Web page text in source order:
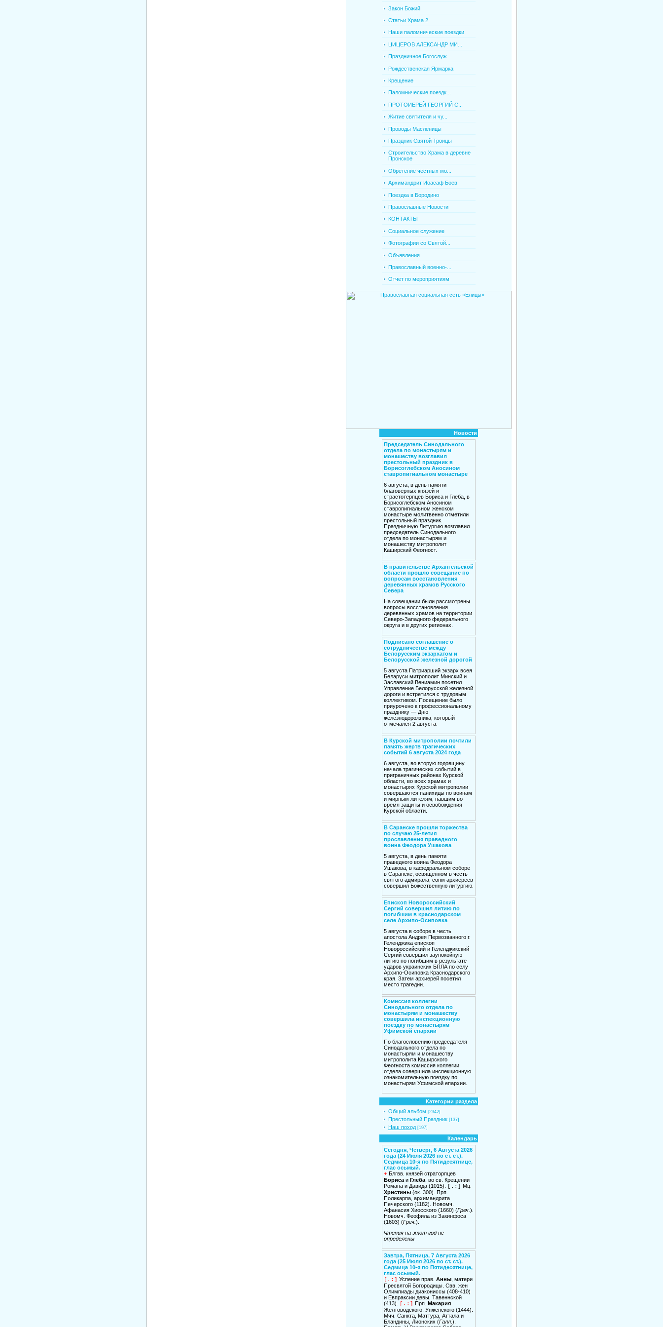
Закон Божий
Статьи Храма 2
Наши паломнические поездки
ЦИЦЕРОВ АЛЕКСАНДР МИ...
Праздничное Богослуж...
Рождественская Ярмарка
Крещение
Паломнические поездк...
ПРОТОИЕРЕЙ ГЕОРГИЙ С...
Житие святителя и чу...
Проводы Масленицы
Праздник Святой Троицы
Строительство Храма в деревне
Пронское
Обретение честных мо...
Архимандрит Иоасаф Боев
Поездка в Бородино
Православные Новости
КОНТАКТЫ
Социальное служение
Фотографии со Святой...
Объявления
Православный военно-...
Отчет по мероприятиям
Новости
Председатель Синодального
отдела по монастырям и
монашеству возглавил
престольный праздник в
Борисоглебском Аносином
ставропигиальном монастыре
6 августа, в день памяти
благоверных князей и
страстотерпцев Бориса и Глеба, в
Борисоглебском Аносином
ставропигиальном женском
монастыре молитвенно отметили
престольный праздник.
Праздничную Литургию возглавил
председатель Синодального
отдела по монастырям и
монашеству митрополит
Каширский Феогност.
В правительстве Архангельской
области прошло совещание по
вопросам восстановления
деревянных храмов Русского
Севера
На совещании были рассмотрены
вопросы восстановления
деревянных храмов на территории
Северо-Западного федерального
округа и в других регионах.
Подписано соглашение о
сотрудничестве между
Белорусским экзархатом и
Белорусской железной дорогой
5 августа Патриарший экзарх всея
Беларуси митрополит Минский и
Заславский Вениамин посетил
Управление Белорусской железной
дороги и встретился с трудовым
коллективом. Посещение было
приурочено к профессиональному
празднику — Дню
железнодорожника, который
отмечался 2 августа.
В Курской митрополии почтили
память жертв трагических
событий 6 августа 2024 года
6 августа, во вторую годовщину
начала трагических событий в
приграничных районах Курской
области, во всех храмах и
монастырях Курской митрополии
совершаются панихиды по воинам
и мирным жителям, павшим во
время защиты и освобождения
Курской области.
В Саранске прошли торжества
по случаю 25-летия
прославления праведного
воина Феодора Ушакова
5 августа, в день памяти
праведного воина Феодора
Ушакова, в кафедральном соборе
в Саранске, освященном в честь
святого адмирала, сонм архиереев
совершил Божественную литургию.
Епископ Новороссийский
Сергий совершил литию по
погибшим в краснодарском
селе Архипо-Осиповка
5 августа в соборе в честь
апостола Андрея Первозванного г.
Геленджика епископ
Новороссийский и Геленджикский
Сергий совершил заупокойную
литию по погибшим в результате
ударов украинских БПЛА по селу
Архипо-Осиповка Краснодарского
края. Затем архиерей посетил
место трагедии.
Комиссия коллегии
Синодального отдела по
монастырям и монашеству
совершила инспекционную
поездку по монастырям
Уфимской епархии
По благословению председателя
Синодального отдела по
монастырям и монашеству
митрополита Каширского
Феогноста комиссия коллегии
отдела совершила инспекционную
ознакомительную поездку по
монастырям Уфимской епархии.
Категории раздела
Общий альбом [2342]
Престольный Праздник [137]
Наш поход [197]
Календарь
Сегодня, Четверг, 6 Августа 2026
года (24 Июля 2026 по ст. ст.).
Седмица 10-я по Пятидесятнице,
глас осьмый.
+ Блгвв. князей страторпцев
Борисаи Глеба, во св. Крещении
Романа и Давида (1015).
[.:] Мц.
Христины (ок. 300). Прп.
Поликарпа, архимандрита
Печерского (1182). Новомч.
Афанасия Хиосского (1660) (Греч. ).
Новомч. Феофила из Закинфоса
(1603) (Греч. ).
Чтения на этот год не
определены
Завтра, Пятница, 7 Августа 2026
года (25 Июля 2026 по ст. ст.).
Седмица 10-я по Пятидесятнице,
глас осьмый.
[.:] Успение прав. Анны, матери
Пресвятой Богородицы. Свв. жен
Олимпиады диакониссы (408-410)
и Евпраксии девы, Тавеннской
(413).
[.:] Прп. Макария
Желтоводского, Унженского (1444).
Мчч. Санкта, Маттура, Аттала и
Бландины, Лионских (Галл. ).